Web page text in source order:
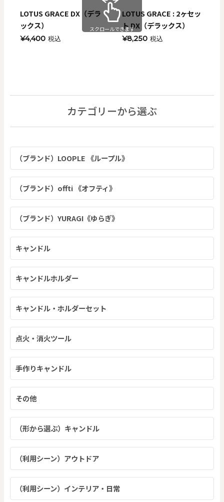
LOTUS GRACE DX（デラ
ックス）
¥4,400 税込
LOTUS GRACE : 2ヶセッ
ト DX（デラックス）
¥8,250 税込
スクロールできます
カテゴリーから選ぶ
（ブランド）LOOPLE 《ループル》
（ブランド）offti 《オフティ》
（ブランド）YURAGI《ゆらぎ》
キャンドル
キャンドルホルダー
キャンドル・ホルダーセット
点火・消火ツール
手作りキャンドル
その他
（形から選ぶ）キャンドル
（利用シーン）アウトドア
（利用シーン）インテリア・日常